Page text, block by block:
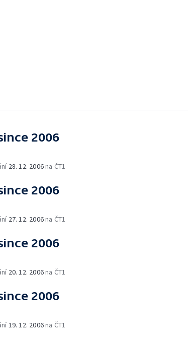
2006
28. 12. 2006na ČT1
2006
27. 12. 2006na ČT1
2006
20. 12. 2006na ČT1
2006
19. 12. 2006na ČT1